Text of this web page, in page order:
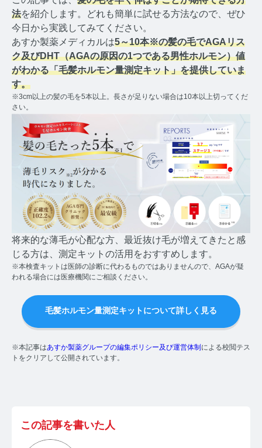
PMS
PMSコラム TOP
更年期
更年期コラム TOP
ネコの健康
ネコの健康コラム TOP
毛髪・爪ホルモン量測定キットについて知りたい方
【薄毛リスクチェック】毛髪ホルモン量測定キットの
ご紹介
【男性力を可視化】毛髪ホルモン量測定キットのご紹
介
【ストレスを見える化】毛髪・爪ホルモン量検査キッ
トのご紹介
毛髪ホルモン量測定キット導入クリニックのインタビ
ュー
医療機関・報道関係者の方へ
ロード
法を紹介します。どれも簡単に試せる方法なので、ぜひ
今日から実践してみてください。
あすか製薬メディカルは5～10本※の髪の毛でAGAリス
ク及びDHT（AGAの原因の1つである男性ホルモン）値
がわかる「毛髪ホルモン量測定キット」を提供していま
す。
※3cm以上の髪の毛を5本以上。長さが足りない場合は10本以上切ってくだ
さい。
将来的な薄毛が心配な方、最近抜け毛が増えてきたと感
じる方は、測定キットの活用をおすすめします。
※本検査キットは医師の診断に代わるものではありませんので、AGAが疑
われる場合には医療機関にご相談ください。
毛髪ホルモン量測定キットについて詳しく見る
※本記事はあすか製薬グループの編集ポリシー及び運営体制による校閲テス
トをクリアして公開されています。
この記事を書いた人